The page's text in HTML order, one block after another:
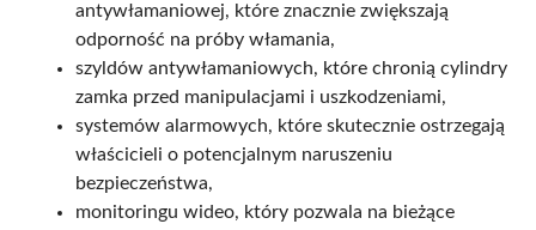
antywłamaniowej, które znacznie zwiększają
odporność na próby włamania,
szyldów antywłamaniowych, które chronią cylindry
zamka przed manipulacjami i uszkodzeniami,
systemów alarmowych, które skutecznie ostrzegają
właścicieli o potencjalnym naruszeniu
bezpieczeństwa,
monitoringu wideo, który pozwala na bieżące